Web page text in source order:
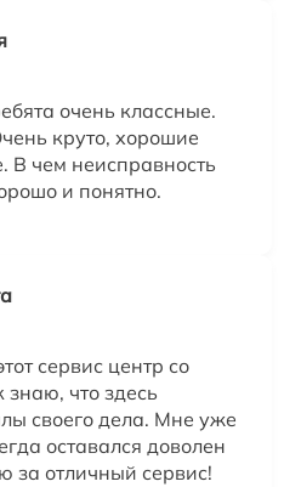
очень классные.
круто, хорошие
В чем неисправность
и понятно.
сервис центр со
знаю, что здесь
своего дела. Мне уже
оставался доволен
за отличный сервис!